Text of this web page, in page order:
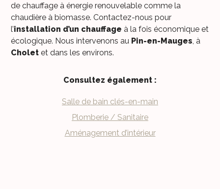
de chauffage à énergie renouvelable comme la
chaudière à biomasse. Contactez-nous pour
l’installation d’un chauffage à la fois économique et
écologique. Nous intervenons au Pin-en-Mauges , à
Cholet et dans les environs.
Consultez également :
Salle de bain clés-en-main
Plomberie / Sanitaire
Aménagement d’intérieur